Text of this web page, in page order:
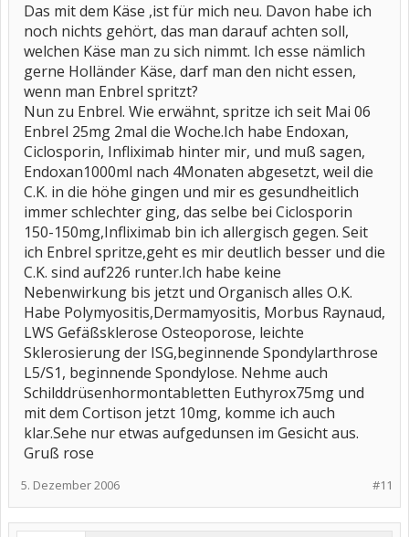
Das mit dem Käse ,ist für mich neu. Davon habe ich
noch nichts gehört, das man darauf achten soll,
welchen Käse man zu sich nimmt. Ich esse nämlich
gerne Holländer Käse, darf man den nicht essen,
wenn man Enbrel spritzt?
Nun zu Enbrel. Wie erwähnt, spritze ich seit Mai 06
Enbrel 25mg 2mal die Woche.Ich habe Endoxan,
Ciclosporin, Infliximab hinter mir, und muß sagen,
Endoxan1000ml nach 4Monaten abgesetzt, weil die
C.K. in die höhe gingen und mir es gesundheitlich
immer schlechter ging, das selbe bei Ciclosporin
150-150mg,Infliximab bin ich allergisch gegen. Seit
ich Enbrel spritze,geht es mir deutlich besser und die
C.K. sind auf226 runter.Ich habe keine
Nebenwirkung bis jetzt und Organisch alles O.K.
Habe Polymyositis,Dermamyositis, Morbus Raynaud,
LWS Gefäßsklerose Osteoporose, leichte
Sklerosierung der ISG,beginnende Spondylarthrose
L5/S1, beginnende Spondylose. Nehme auch
Schilddrüsenhormontabletten Euthyrox75mg und
mit dem Cortison jetzt 10mg, komme ich auch
klar.Sehe nur etwas aufgedunsen im Gesicht aus.
Gruß rose
#11
5. Dezember 2006